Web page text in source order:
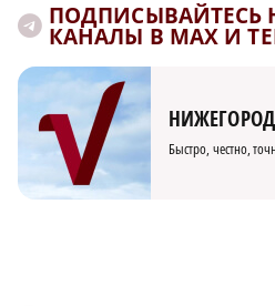
ПОДПИСЫВАЙТЕСЬ
КАНАЛЫ В MAX И
Быстро, честно,